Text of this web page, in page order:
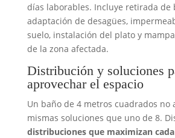
días laborables. Incluye retirada de
adaptación de desagües,
suelo, instalación del plato y
de la zona afectada.
Distribución y soluciones
aprovechar el espacio
Un baño de 4 metros cuadrados no
mismas soluciones que uno de 8.
distribuciones que maximizan